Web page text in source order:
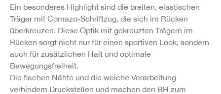
Ein besonderes Highlight sind die breiten, elastischen
Träger mit Comazo-Schriftzug, die sich im Rücken
überkreuzen. Diese Optik mit gekreuzten Trägern im
Rücken sorgt nicht nur für einen sportiven Look, sondern
auch für zusätzlichen Halt und optimale
Bewegungsfreiheit.
Die flachen Nähte und die weiche Verarbeitung
verhindern Druckstellen und machen den BH zum